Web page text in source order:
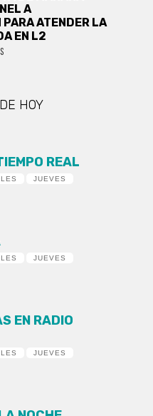
A
ATENDER LA
EN L2
HOY
REAL
JUEVES
JUEVES
EN RADIO
JUEVES